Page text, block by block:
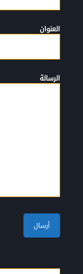
العنوان
الرسالة